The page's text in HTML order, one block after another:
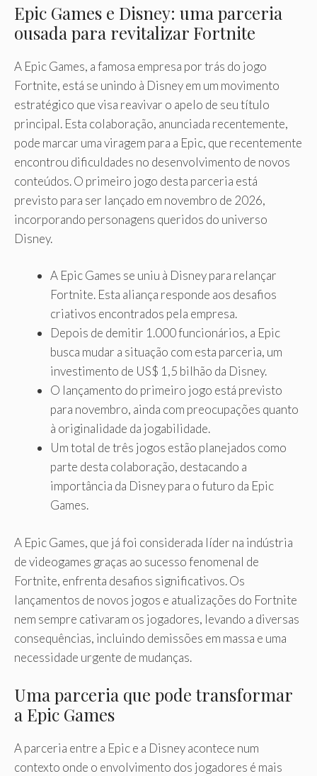
Epic Games e Disney: uma parceria
ousada para revitalizar Fortnite
A Epic Games, a famosa empresa por trás do jogo
Fortnite, está se unindo à Disney em um movimento
estratégico que visa reavivar o apelo de seu título
principal. Esta colaboração, anunciada recentemente,
pode marcar uma viragem para a Epic, que recentemente
encontrou dificuldades no desenvolvimento de novos
conteúdos. O primeiro jogo desta parceria está
previsto para ser lançado em novembro de 2026,
incorporando personagens queridos do universo
Disney.
A Epic Games se uniu à Disney para relançar
Fortnite. Esta aliança responde aos desafios
criativos encontrados pela empresa.
Depois de demitir 1.000 funcionários, a Epic
busca mudar a situação com esta parceria, um
investimento de US$ 1,5 bilhão da Disney.
O lançamento do primeiro jogo está previsto
para novembro, ainda com preocupações quanto
à originalidade da jogabilidade.
Um total de três jogos estão planejados como
parte desta colaboração, destacando a
importância da Disney para o futuro da Epic
Games.
A Epic Games, que já foi considerada líder na indústria
de videogames graças ao sucesso fenomenal de
Fortnite, enfrenta desafios significativos. Os
lançamentos de novos jogos e atualizações do Fortnite
nem sempre cativaram os jogadores, levando a diversas
consequências, incluindo demissões em massa e uma
necessidade urgente de mudanças.
Uma parceria que pode transformar
a Epic Games
A parceria entre a Epic e a Disney acontece num
contexto onde o envolvimento dos jogadores é mais